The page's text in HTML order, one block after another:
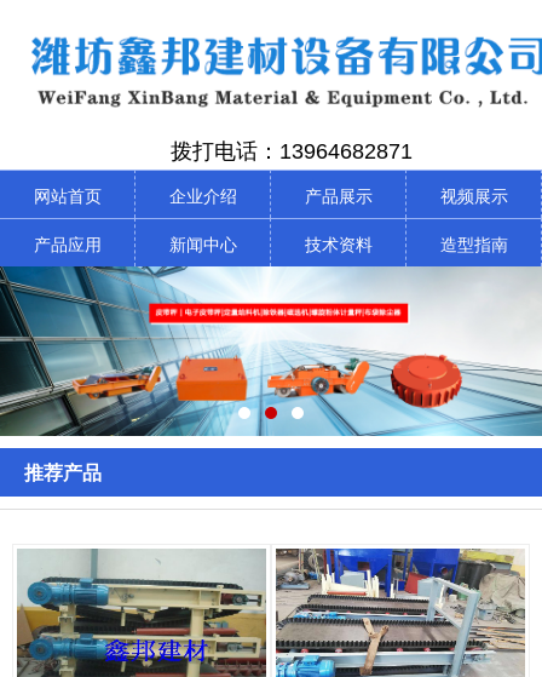
拨打电话：13964682871
网站首页
企业介绍 产品展示
视频展示
产品应用
新闻中心 技术资料 造型指南
推荐产品